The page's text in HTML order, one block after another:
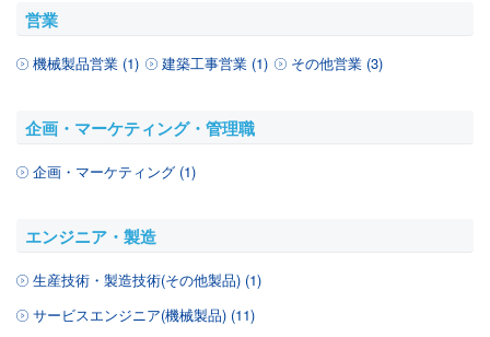
営業
機械製品営業 (1) 建築工事営業 (1) その他営業 (3)
企画・マーケティング・管理職
企画・マーケティング (1)
エンジニア・製造
生産技術・製造技術(その他製品) (1)
サービスエンジニア(機械製品) (11)